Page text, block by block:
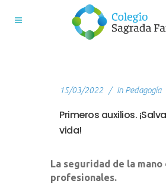
15/03/2022 In Pedagogía
Primeros auxilios.
vida!
La seguridad de la mano
profesionales.